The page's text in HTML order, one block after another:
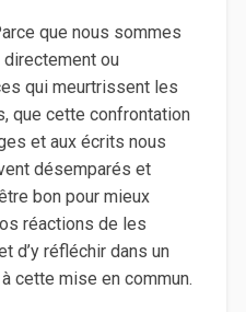
que nous sommes
ou
qui meurtrissent les
que cette confrontation
et aux écrits nous
désemparés et
bon pour mieux
réactions de les
d’y réfléchir dans un
cette mise en commun.